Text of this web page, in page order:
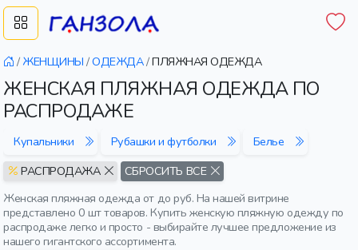
/ ЖЕНЩИНЫ /ОДЕЖДА/ПЛЯЖНАЯ ОДЕЖДА
ЖЕНСКАЯ ПЛЯЖНАЯ ОДЕЖДА ПО
РАСПРОДАЖЕ
Купальники Рубашки и футболки
Белье
РАСПРОДАЖА
СБРОСИТЬ ВСЕ
Женская пляжная одежда от до руб. На нашей витрине
представлено 0 шт товаров. Купить женскую пляжную одежду по
распродаже легко и просто - выбирайте лучшее предложение из
нашего гигантского ассортимента.